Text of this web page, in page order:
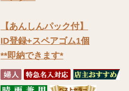
【あんしんパック付】
ID登録+スペアゴム1個
**即納できます*